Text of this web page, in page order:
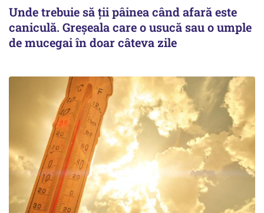
Unde trebuie să ții pâinea când afară este
caniculă. Greșeala care o usucă sau o umple
de mucegai în doar câteva zile